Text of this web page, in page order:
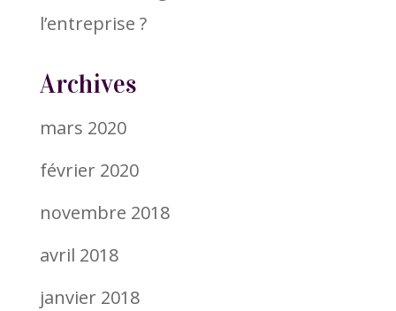
l’entreprise ?
Archives
mars 2020
février 2020
novembre 2018
avril 2018
janvier 2018